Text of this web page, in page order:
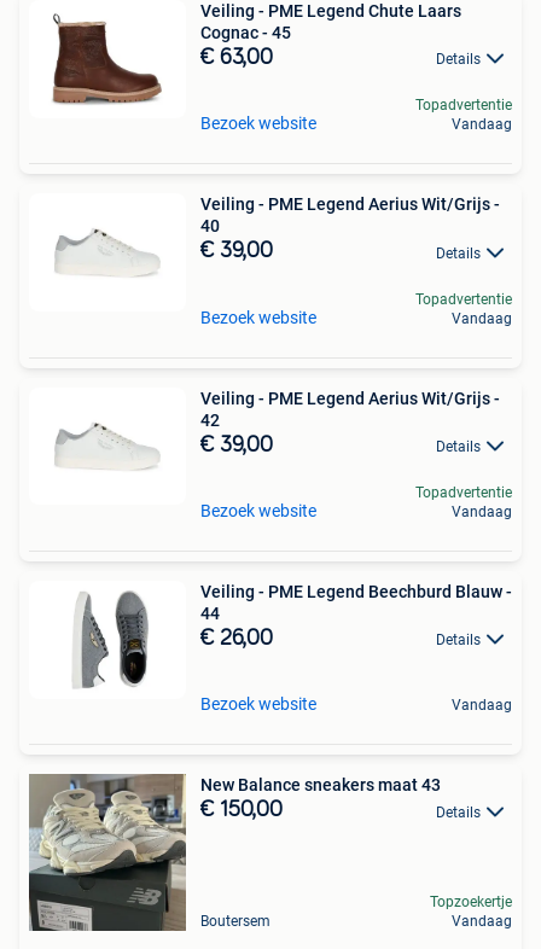
Veiling - PME Legend Chute Laars
Cognac - 45
€ 63,00 Details
Bezoek website
Topadvertentie
Vandaag
Veiling - PME Legend Aerius Wit/Grijs -
40
€ 39,00 Details
Bezoek website
Topadvertentie
Vandaag
Veiling - PME Legend Aerius Wit/Grijs -
42
€ 39,00 Details
Bezoek website
Topadvertentie
Vandaag
Veiling - PME Legend Beechburd Blauw -
44
€ 26,00 Details
Bezoek website Vandaag
New Balance sneakers maat 43
€ 150,00 Details
Boutersem
Topzoekertje
Vandaag